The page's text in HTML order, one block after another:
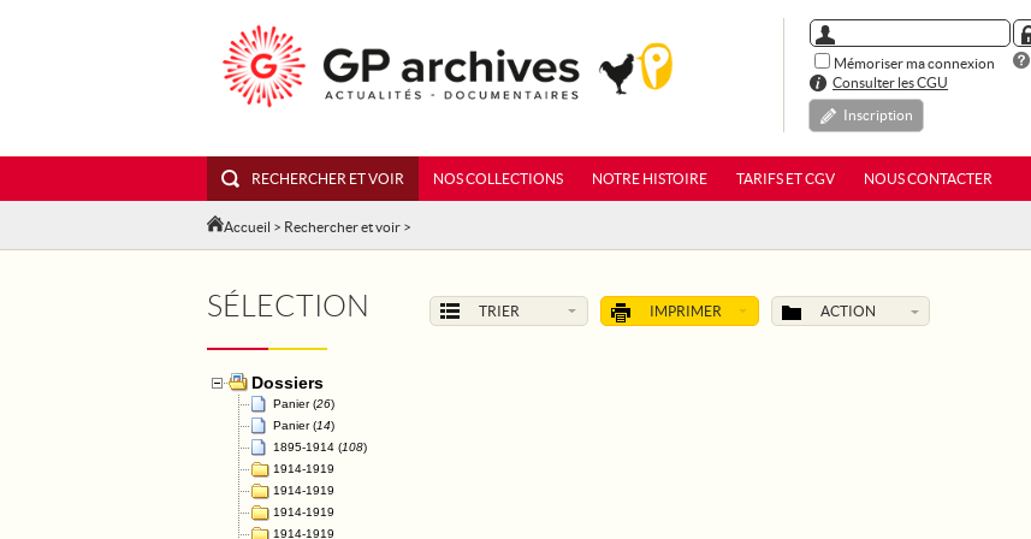
Mémoriser ma connexion
Consulter les CGU
Inscription
RECHERCHER ET VOIR NOS COLLECTIONS NOTRE HISTOIRE TARIFS ET CGV NOUS CONTACTER
Accueil > Rechercher et voir >
SÉLECTION TRIER IMPRIMER ACTION